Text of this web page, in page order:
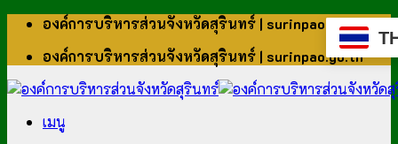
ข้าม
เนื้อหา
องค์การบริหารส่วนจังหวัดสุรินทร์ | surinpao.go.th
องค์การบริหารส่วนจังหวัดสุรินทร์ | surinpao.go.th
เมนู